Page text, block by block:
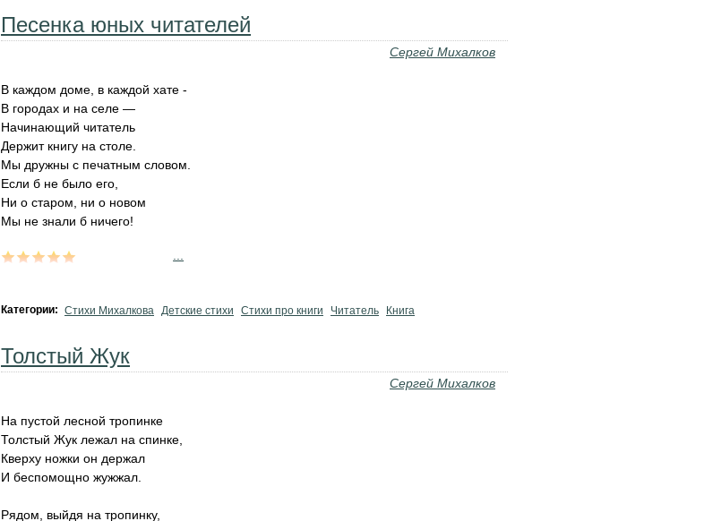
Песенка юных читателей
Сергей Михалков
В каждом доме, в каждой хате -
В городах и на селе —
Начинающий читатель
Держит книгу на столе.
Мы дружны с печатным словом.
Если б не было его,
Ни о старом, ни о новом
Мы не знали б ничего!
Категории: Стихи Михалкова Детские стихи Стихи про книги Читатель Книга
Толстый Жук
Сергей Михалков
На пустой лесной тропинке
Толстый Жук лежал на спинке,
Кверху ножки он держал
И беспомощно жужжал.
Рядом, выйдя на тропинку,